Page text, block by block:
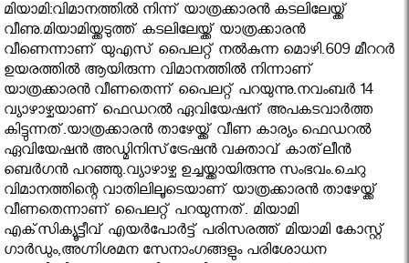
മിയാമി:വിമാനത്തില്‍ നിന്ന് യാത്രക്കാരന്‍ കടലിലേയ്ക്ക്
വീണു.മിയാമിയ്ക്കടുത്ത് കടലിലേയ്ക്ക് യാത്രക്കാരന്‍
വീണെന്നാണ് യുഎസ് പൈലറ്റ് നല്‍കുന്ന മൊഴി.609 മീററര്‍
ഉയരത്തില്‍ ആയിരുന്ന വിമാനത്തില്‍ നിന്നാണ്
യാത്രക്കാരന്‍ വീണതെന്ന് പൈലറ്റ് പറയുന്നു.നവംബര്‍ 14
വ്യാഴാഴ്ചയാണ് ഫെഡറല്‍ ഏവിയേഷന് അപകടവാര്‍ത്ത
കിട്ടുന്നത്.യാത്രക്കാരന്‍ താഴേയ്ക്ക് വീണ കാര്യം ഫെഡറല്‍
ഏവിയേഷന്‍ അഡ്മിനിസ്‌ട്രേഷന്‍ വക്താവ് കാത്‌ലീന്‍
ബെര്‍ഗന്‍ പറഞ്ഞു.വ്യാഴാഴ്ച ഉച്ചയ്ക്കായിരുന്നു സംഭവം.ചെറു
വിമാനത്തിന്റെ വാതിലിലൂടെയാണ് യാത്രക്കാരന്‍ താഴേയ്ക്ക്
വീണതെന്നാണ് പൈലറ്റ് പറയുന്നത്. മിയാമി
എക്‌സിക്യൂട്ടീവ് എയര്‍പോര്‍ട്ട് പരിസരത്ത് മിയാമി കോസ്റ്റ്
ഗാര്‍ഡും,അഗ്നിശമന സേനാംഗങ്ങളും പരിശോധന